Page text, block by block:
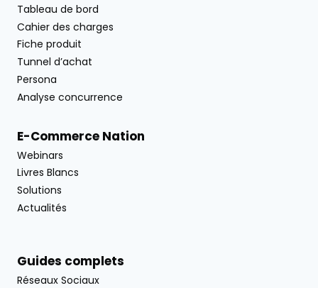
Tableau de bord
Cahier des charges
Fiche produit
Tunnel d’achat
Persona
Analyse concurrence
E-Commerce Nation
Webinars
Livres Blancs
Solutions
Actualités
Guides complets
Réseaux Sociaux